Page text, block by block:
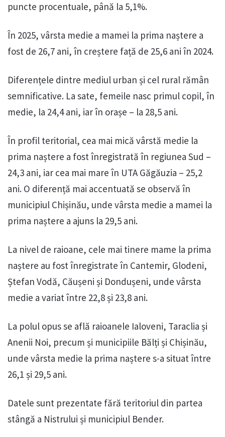
puncte procentuale, până la 5,1%.
În 2025, vârsta medie a mamei la prima naștere a
fost de 26,7 ani, în creștere față de 25,6 ani în 2024.
Diferențele dintre mediul urban și cel rural rămân
semnificative. La sate, femeile nasc primul copil, în
medie, la 24,4 ani, iar în orașe – la 28,5 ani.
În profil teritorial, cea mai mică vârstă medie la
prima naștere a fost înregistrată în regiunea Sud –
24,3 ani, iar cea mai mare în UTA Găgăuzia – 25,2
ani. O diferență mai accentuată se observă în
municipiul Chișinău, unde vârsta medie a mamei la
prima naștere a ajuns la 29,5 ani.
La nivel de raioane, cele mai tinere mame la prima
naștere au fost înregistrate în Cantemir, Glodeni,
Ștefan Vodă, Căușeni și Dondușeni, unde vârsta
medie a variat între 22,8 și 23,8 ani.
La polul opus se află raioanele Ialoveni, Taraclia și
Anenii Noi, precum și municipiile Bălți și Chișinău,
unde vârsta medie la prima naștere s-a situat între
26,1 și 29,5 ani.
Datele sunt prezentate fără teritoriul din partea
stângă a Nistrului și municipiul Bender.